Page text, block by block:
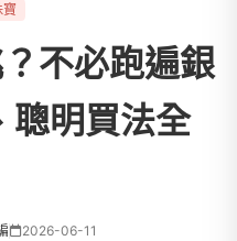
不必跑遍銀
聰明買法全
2026-06-11